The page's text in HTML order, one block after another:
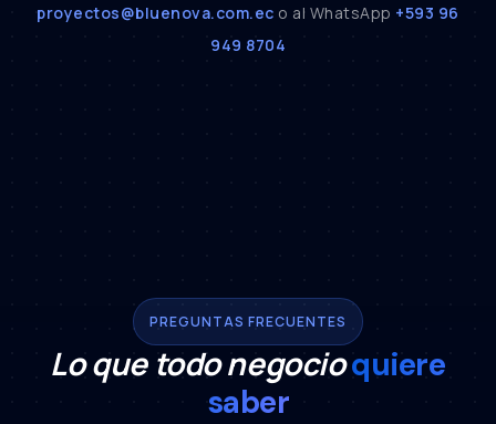
proyectos@bluenova.com.ec o al WhatsApp +593 96
949 8704
PREGUNTAS FRECUENTES
Lo que todo negocioquiere
saber